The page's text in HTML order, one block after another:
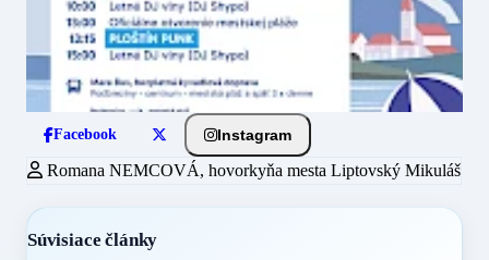
Facebook Instagram
Romana NEMCOVÁ, hovorkyňa mesta Liptovský Mikuláš
Súvisiace články